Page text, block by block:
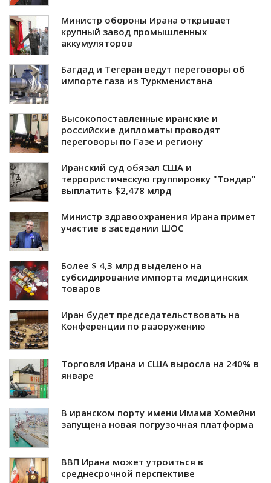
Министр обороны Ирана открывает
крупный завод промышленных
аккумуляторов
Багдад и Тегеран ведут переговоры об
импорте газа из Туркменистана
Высокопоставленные иранские и
российские дипломаты проводят
переговоры по Газе и региону
Иранский суд обязал США и
террористическую группировку "Тондар"
выплатить $2,478 млрд
Министр здравоохранения Ирана примет
участие в заседании ШОС
Более $ 4,3 млрд выделено на
субсидирование импорта медицинских
товаров
Иран будет председательствовать на
Конференции по разоружению
Торговля Ирана и США выросла на 240% в
январе
В иранском порту имени Имама Хомейни
запущена новая погрузочная платформа
ВВП Ирана может утроиться в
среднесрочной перспективе